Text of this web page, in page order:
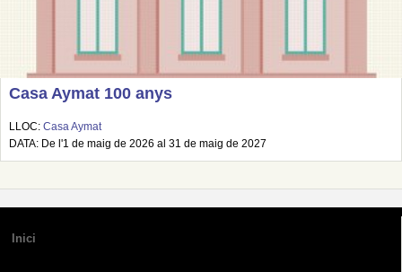
Casa Aymat 100 anys
LLOC: Casa Aymat
DATA: De l'1 de maig de 2026 al 31 de maig de 2027
Inici